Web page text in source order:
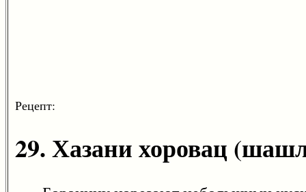
Рецепт:
29. Хазани хоровац